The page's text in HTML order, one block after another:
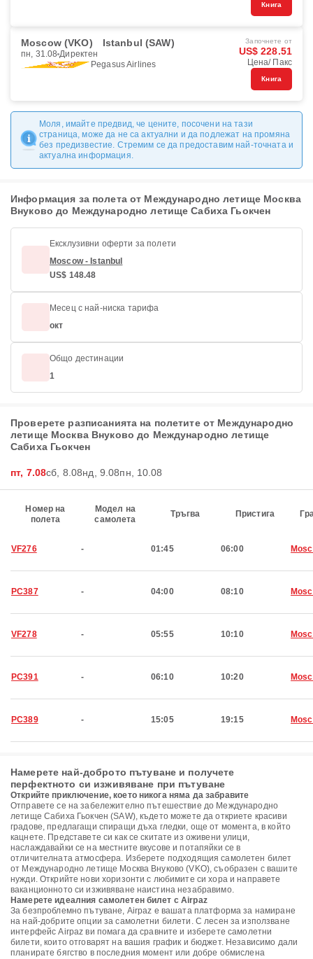
Книга
Moscow (VKO) Istanbul (SAW)
пн, 31.08 Директен
Pegasus Airlines
Започнете от
US$ 228.51
Цена/ Пакс
Книга
Моля, имайте предвид, че цените, посочени на тази
страница, може да не са актуални и да подлежат на промяна
без предизвестие. Стремим се да предоставим най-точната и
актуална информация.
Информация за полета от Международно летище Москва
Внуково до Международно летище Сабиха Гьокчен
Ексклузивни оферти за полети
Moscow - Istanbul
US$ 148.48
Месец с най-ниска тарифа
окт
Общо дестинации
1
Проверете разписанията на полетите от Международно
летище Москва Внуково до Международно летище
Сабиха Гьокчен
пт, 7.08сб, 8.08нд, 9.08пн, 10.08
Номер на
полета
Модел на
самолета
Тръгва Пристига
VF276 - 01:45 06:00
PC387 - 04:00 08:10
VF278 - 05:55 10:10
PC391 - 06:10 10:20
PC389 - 15:05 19:15
Намерете най-доброто пътуване и получете
перфектното си изживяване при пътуване
Открийте приключение, което никога няма да забравите
Отправете се на забележително пътешествие до Международно
летище Сабиха Гьокчен (SAW), където можете да откриете красиви
градове, предлагащи спиращи дъха гледки, още от момента, в който
кацнете. Представете си как се скитате из оживени улици,
наслаждавайки се на местните вкусове и потапяйки се в
отличителната атмосфера. Изберете подходящия самолетен билет
от Международно летище Москва Внуково (VKO), съобразен с вашите
нужди. Открийте нови хоризонти с любимите си хора и направете
ваканционното си изживяване наистина незабравимо.
Намерете идеалния самолетен билет с Airpaz
За безпроблемно пътуване, Airpaz е вашата платформа за намиране
на най-добрите опции за самолетни билети. С лесен за използване
интерфейс Airpaz ви помага да сравните и изберете самолетни
билети, които отговарят на вашия график и бюджет. Независимо дали
планирате бягство в последния момент или добре обмислена